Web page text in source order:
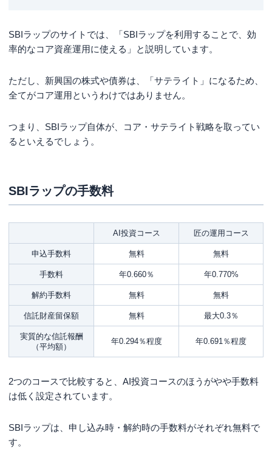
SBIラップのサイトでは、「SBIラップを利用することで、効
率的なコア資産運用に使える」と説明しています。
ただし、新興国の株式や債券は、「サテライト」になるため、
全てがコア運用というわけではありません。
つまり、SBIラップ自体が、コア・サテライト戦略を取ってい
るといえるでしょう。
SBIラップの手数料
AI投資コース 匠の運用コース
申込手数料 無料 無料
手数料 年0.660％ 年0.770%
解約手数料 無料 無料
信託財産留保額 無料 最大0.3％
実質的な信託報酬
（平均額）
年0.294％程度 年0.691％程度
2つのコースで比較すると、AI投資コースのほうがやや手数料
は低く設定されています。
SBIラップは、申し込み時・解約時の手数料がそれぞれ無料で
す。